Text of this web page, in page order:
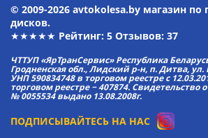
© 2009-2026 avtokolesa.by магазин
дисков.
★★★★★ Рейтинг: 5 Отзывов: 37
ЧТТУП «ЯрТранСервис» Республика
Гродненская обл., Лидский р-н, п. Дитва, ул.
УНП 590834748 в торговом реестре с
торговом реестре − 407874. Свидетельство
№ 0055534 выдано 13.08.2008г.
ПОДПИСЫВАЙТЕСЬ НА НАС